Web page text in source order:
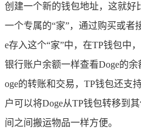
创建一个新的钱包地址，这就好
一个专属的“家”，通过购买或者
e存入这个“家”中，在TP钱包中
银行账户余额一样查看Doge的
oge的转账和交易，TP钱包还支
户可以将Doge从TP钱包转移到
间之间搬运物品一样方便。